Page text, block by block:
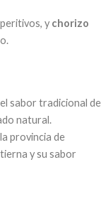
y chorizo
sabor tradicional de
natural.
provincia de
y su sabor